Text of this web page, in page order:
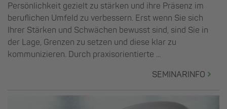
Persönlichkeit gezielt zu stärken und ihre Präsenz im
beruflichen Umfeld zu verbessern. Erst wenn Sie sich
Ihrer Stärken und Schwächen bewusst sind, sind Sie in
der Lage, Grenzen zu setzen und diese klar zu
kommunizieren. Durch praxisorientierte ...
SEMINARINFO